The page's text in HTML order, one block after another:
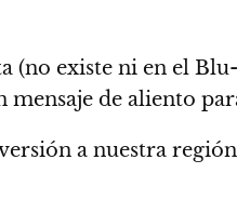
(no existe ni en el
de aliento
a nuestra